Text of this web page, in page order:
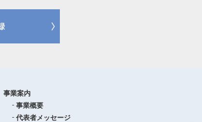
事業案内
事業概要
代表者メッセージ